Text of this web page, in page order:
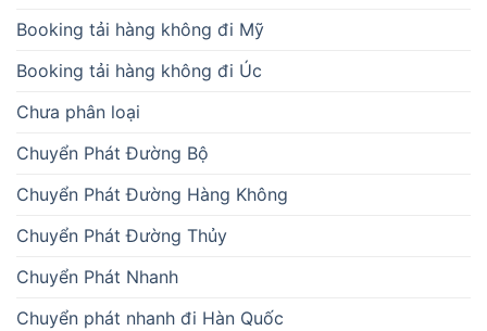
Booking tải hàng không đi Mỹ
Booking tải hàng không đi Úc
Chưa phân loại
Chuyển Phát Đường Bộ
Chuyển Phát Đường Hàng Không
Chuyển Phát Đường Thủy
Chuyển Phát Nhanh
Chuyển phát nhanh đi Hàn Quốc